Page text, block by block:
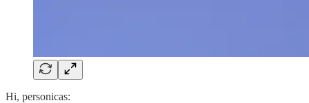
Hi, personicas: